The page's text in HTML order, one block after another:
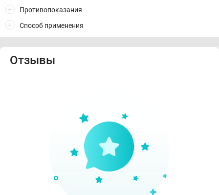
Противопоказания
Способ применения
Отзывы